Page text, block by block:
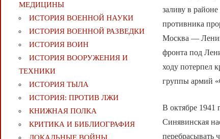
заливу в
противника
Москва —
фронта под
ходу потерпел
группы армий
В октябре 1941
Синявинская
перебрасывать
МЕДИЦИНЫ
ИСТОРИЯ ВОЕННОЙ НАУКИ
ИСТОРИЯ ВОЕННОЙ РАЗВЕДКИ
ИСТОРИЯ ВОИН
ИСТОРИЯ ВООРУЖЕНИЯ И
ТЕХНИКИ
ИСТОРИЯ ТЫЛА
ИСТОРИЯ: ПРОТИВ ЛЖИ
КНИЖНАЯ ПОЛКА
КРИТИКА И БИБЛИОГРАФИЯ